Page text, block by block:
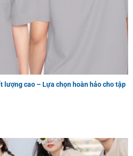
lượng cao – Lựa chọn hoàn hảo cho tập